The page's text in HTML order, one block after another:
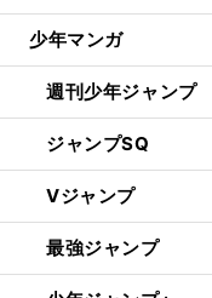
少年マンガ
週刊少年ジャンプ
ジャンプSQ
Vジャンプ
最強ジャンプ